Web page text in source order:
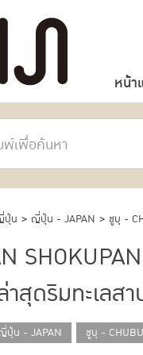
หน้า
ปุ่น > ญี่ปุ่น - JAPAN > ชูบุ -
าสุดริมทะเลสา
ปุ่น - JAPAN ชูบุ - CHUBU